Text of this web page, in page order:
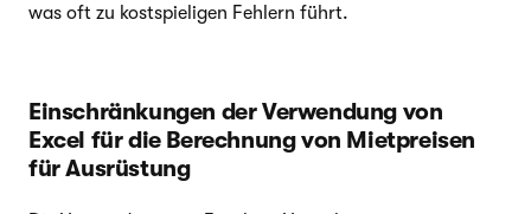
was oft zu kostspieligen Fehlern führt.
Einschränkungen der Verwendung von
Excel für die Berechnung von Mietpreisen
für Ausrüstung